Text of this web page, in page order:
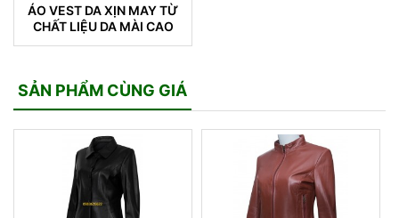
ÁO VEST DA XỊN MAY TỪ
CHẤT LIỆU DA MÀI CAO
CẤP (VEST 04)
SẢN PHẨM CÙNG GIÁ